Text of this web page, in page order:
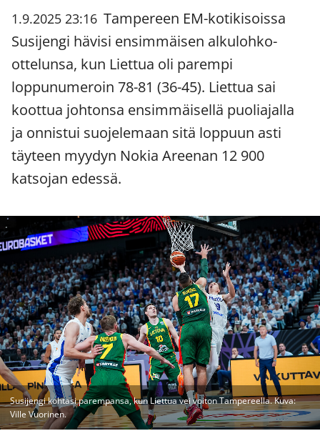
1.9.2025 23:16 Tampereen EM-kotikisoissa
Susijengi hävisi ensimmäisen alkulohko-
ottelunsa, kun Liettua oli parempi
loppunumeroin 78-81 (36-45). Liettua sai
koottua johtonsa ensimmäisellä puoliajalla
ja onnistui suojelemaan sitä loppuun asti
täyteen myydyn Nokia Areenan 12 900
katsojan edessä.
Susijengi kohtasi parempansa, kun Liettua vei voiton Tampereella. Kuva:
Ville Vuorinen.